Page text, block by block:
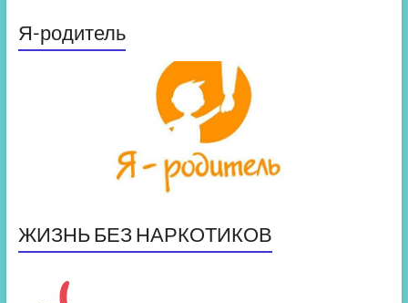
Я-родитель
ЖИЗНЬ БЕЗ НАРКОТИКОВ